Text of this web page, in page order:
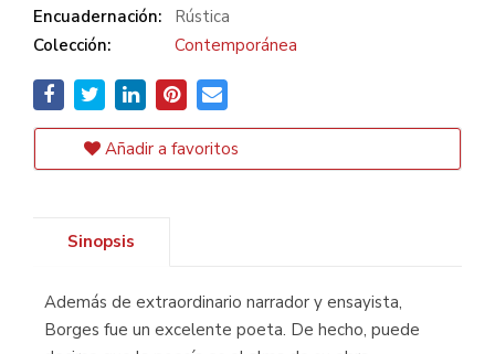
Encuadernación:
Rústica
Colección:
Contemporánea
Añadir a favoritos
Sinopsis
Además de extraordinario narrador y ensayista,
Borges fue un excelente poeta. De hecho, puede